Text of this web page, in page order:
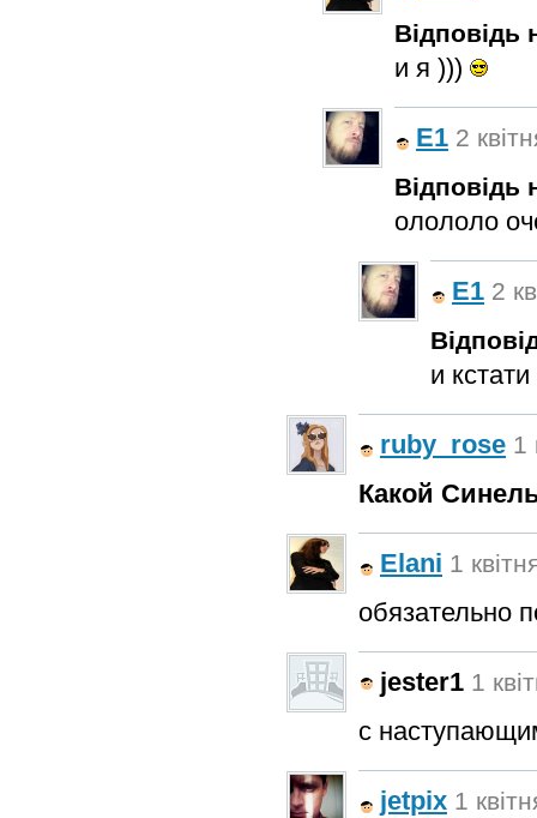
Відповідь
и я )))
E1 2
Відповідь
олололо
E1 2
и
ruby_rose 1
Какой
Elani 1
обязательно
jester1 1
с
jetpix 1